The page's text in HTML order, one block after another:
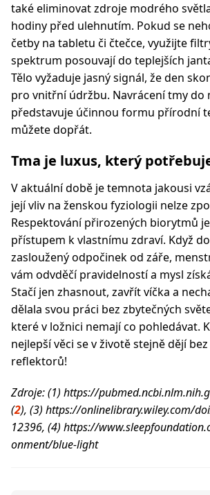
také eliminovat zdroje modrého
hodiny před ulehnutím. Pokud se
četby na tabletu či čtečce, využijte
spektrum posouvají do teplejších
Tělo vyžaduje jasný signál, že den
pro vnitřní údržbu. Navrácení tmy do
představuje účinnou formu přírodní
můžete dopřát.
Tma je luxus, který
V aktuální době je temnota jakousi
její vliv na ženskou fyziologii nelze
Respektování přirozených biorytmů
přístupem k vlastnímu zdraví. Když
zasloužený odpočinek od záře,
vám odvděčí pravidelností a mysl
Stačí jen zhasnout, zavřít víčka a
dělala svou práci bez zbytečných
které v ložnici nemají co pohledávat.
nejlepší věci se v životě stejně dějí
reflektorů!
Zdroje: (1) https://
(2), (3) https://onlinelibrary.wiley.com/
12396, (4) https://
onment/blue-light